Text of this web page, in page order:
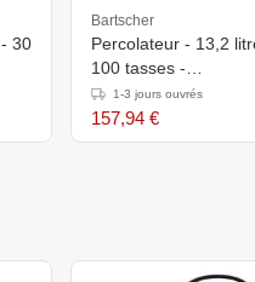
30
Bartscher
Percolateur - 13,2 litres - 90 -
100 tasses -
350x375x(h)540mm
1-3 jours ouvrés
157,94 €